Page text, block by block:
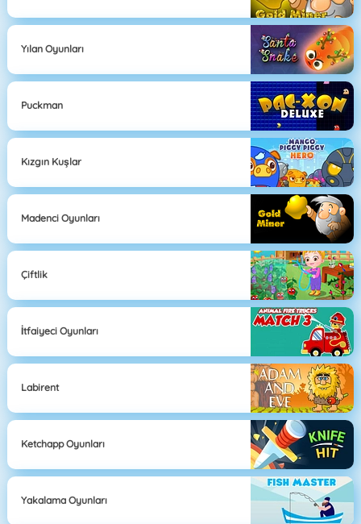
Yılan Oyunları
Puckman
Kızgın Kuşlar
Madenci Oyunları
Çiftlik
İtfaiyeci Oyunları
Labirent
Ketchapp Oyunları
Yakalama Oyunları